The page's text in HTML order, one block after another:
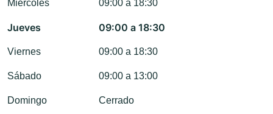
Miércoles 09:00 a 18:30
Jueves 09:00 a 18:30
Viernes 09:00 a 18:30
Sábado 09:00 a 13:00
Domingo Cerrado